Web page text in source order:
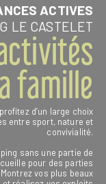
ACTIVES
LE CASTELET
famille
d’un large choix
entre sport, nature et
convivialité.
sans une partie de
pour des parties
vos plus beaux